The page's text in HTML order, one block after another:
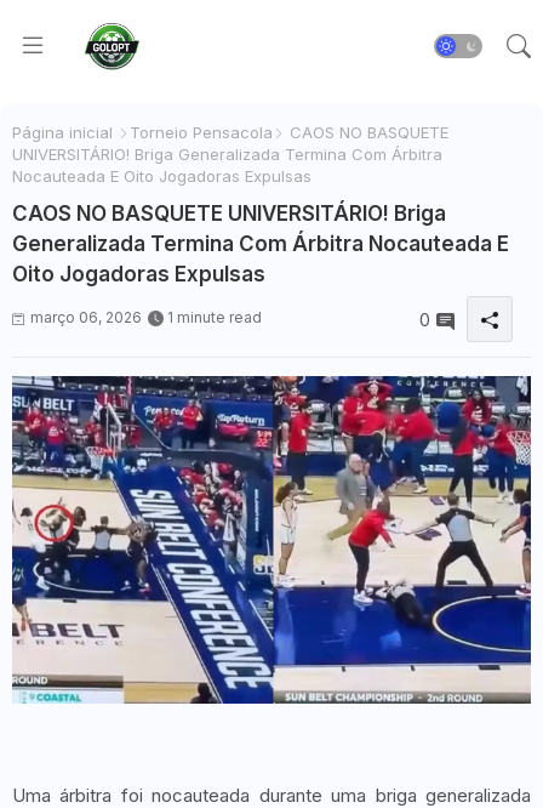
Página inicial Torneio Pensacola
CAOS NO BASQUETE
UNIVERSITÁRIO! Briga Generalizada Termina Com Árbitra
Nocauteada E Oito Jogadoras Expulsas
CAOS NO BASQUETE UNIVERSITÁRIO! Briga
Generalizada Termina Com Árbitra Nocauteada E
Oito Jogadoras Expulsas
março 06, 2026 1 minute read 0
Uma árbitra foi nocauteada durante uma briga generalizada